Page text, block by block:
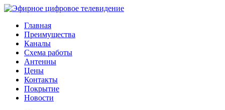
Главная
Преимущества
Каналы
Схема работы
Антенны
Цены
Контакты
Покрытие
Новости